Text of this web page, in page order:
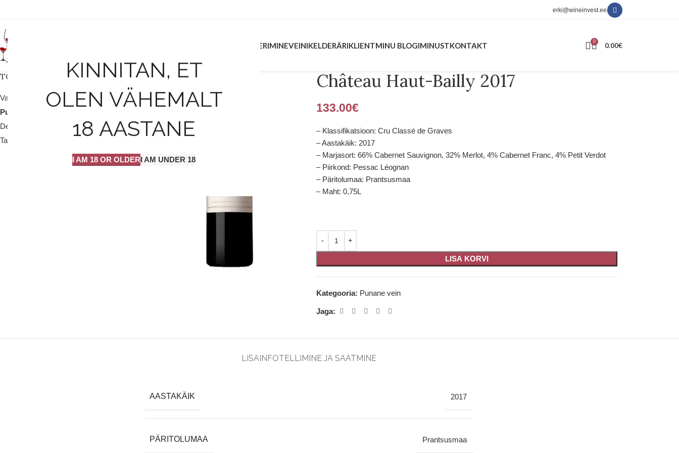
KINNITAN, ET
OLEN VÄHEMALT
18 AASTANE
I AM 18 OR OLDERI AM UNDER 18
erki@wineinvest.ee
INVESTEERIMINEVEINIKELDERÄRIKLIENTMINU BLOGIMINUSTKONTAKT 0 0.00€
TOOTEKATEGOORIAD
Valge vein / mull 25
Punane vein
Dessert vein 9
Tarvikud
Château Haut-Bailly 2017
133.00€
– Klassifikatsioon: Cru Classé de Graves
– Aastakäik: 2017
– Marjasort: 66% Cabernet Sauvignon, 32% Merlot, 4% Cabernet Franc, 4% Petit Verdot
– Piirkond: Pessac Léognan
– Päritolumaa: Prantsusmaa
– Maht: 0,75L
LISA KORVI
Kategooria: Punane vein
Jaga:
LISAINFOTELLIMINE JA SAATMINE
AASTAKÄIK 2017
PÄRITOLUMAA Prantsusmaa